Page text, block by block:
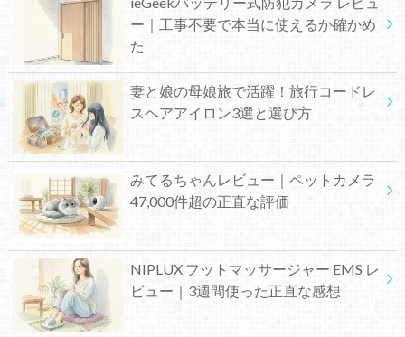
ー｜工事不要で本当に使えるか確かめ
た
妻と娘の母娘旅で活躍！旅行コードレ
スヘアアイロン3選と選び方
みてるちゃんレビュー｜ペットカメラ
47,000件超の正直な評価
NIPLUX フットマッサージャー EMS レ
ビュー｜3週間使った正直な感想